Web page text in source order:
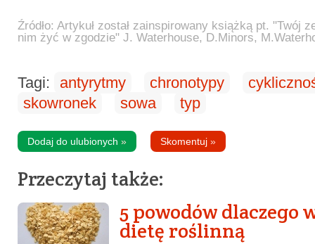
Źródło: Artykuł został zainspirowany książką pt. "Twój
nim żyć w zgodzie" J. Waterhouse, D.Minors,
Tagi: antyrytmy chronotypy
skowronek
sowa typ
Dodaj do ulubionych » Skomentuj »
Przeczytaj także:
5 powodów dlaczego
dietę roślinną